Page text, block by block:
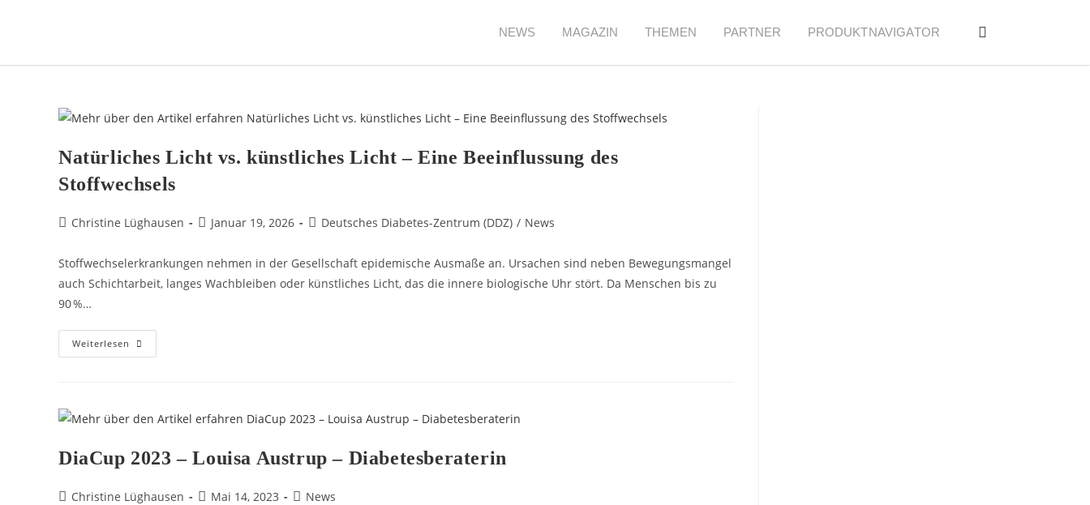
NEWS MAGAZIN THEMEN PARTNER PRODUKTNAVIGATOR
Natürliches Licht vs. künstliches Licht – Eine Beeinflussung des
Stoffwechsels
Christine Lüghausen Januar 19, 2026 Deutsches Diabetes-Zentrum (DDZ)​ / News
Stoffwechselerkrankungen nehmen in der Gesellschaft epidemische Ausmaße an. Ursachen sind neben Bewegungsmangel
auch Schichtarbeit, langes Wachbleiben oder künstliches Licht, das die innere biologische Uhr stört. Da Menschen bis zu
90 %…
Weiterlesen
DiaCup 2023 – Louisa Austrup – Diabetesberaterin
Christine Lüghausen Mai 14, 2023 News